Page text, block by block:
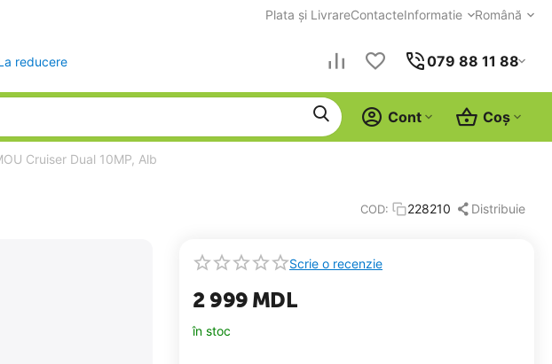
Plata și LivrareContacteInformatie Română
reducere 079 88 11 88
Coș
Cont
Cruiser Dual 10MP, Alb
COD: 228210 Distribuie
Scrie o recenzie
2 999 MDL
în stoc